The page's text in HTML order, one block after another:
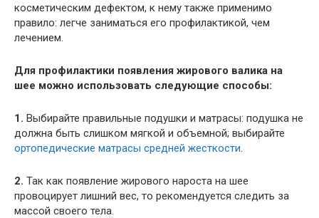
косметическим дефектом, к нему также применимо
правило: легче заниматься его профилактикой, чем
лечением.
Для профилактики появления жирового валика на
шее можно использовать следующие способы:
1. Выбирайте правильные подушки и матрасы: подушка не
должна быть слишком мягкой и объемной; выбирайте
ортопедические матрасы средней жесткости
2. Так как появление жирового нароста на шее
провоцирует лишний вес, то рекомендуется следить за
массой своего тела.